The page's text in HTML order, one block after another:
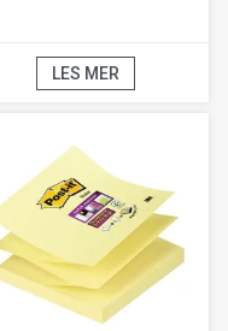
LES MER